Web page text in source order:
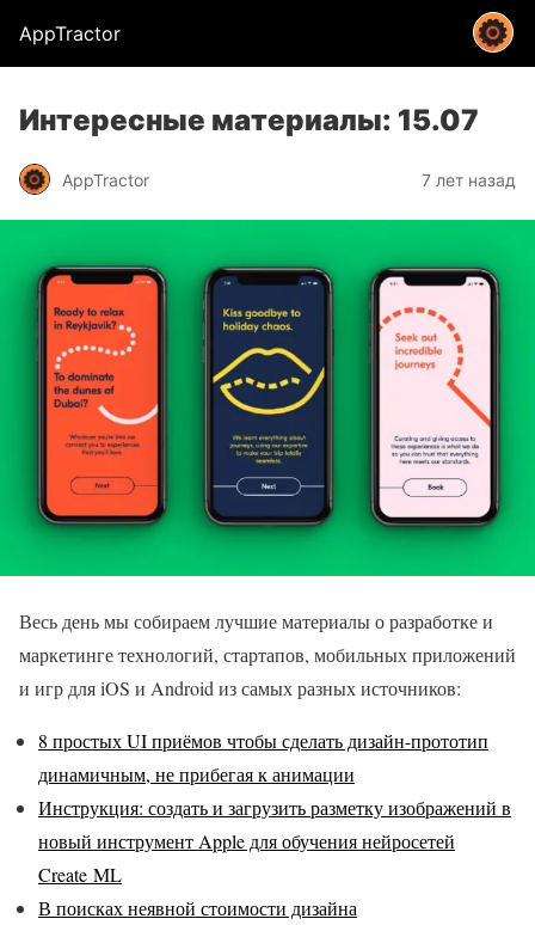
AppTractor
Интересные материалы: 15.07
AppTractor 7 лет назад
Весь день мы собираем лучшие материалы о разработке и
маркетинге технологий, стартапов, мобильных приложений
и игр для iOS и Android из самых разных источников:
8 простых UI приёмов чтобы сделать дизайн-прототип
динамичным, не прибегая к анимации
Инструкция: создать и загрузить разметку изображений в
новый инструмент Apple для обучения нейросетей
Create ML
В поисках неявной стоимости дизайна